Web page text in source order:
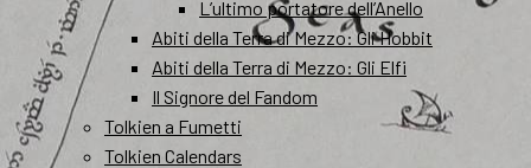
L’ultimo portatore dell’Anello
Abiti della Terra di Mezzo: Gli Hobbit
Abiti della Terra di Mezzo: Gli Elfi
Il Signore del Fandom
Tolkien a Fumetti
Tolkien Calendars